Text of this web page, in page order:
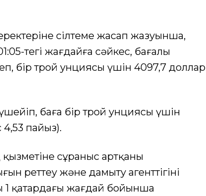
сілтеме жасап жазуынша,
тегі жағдайға сәйкес, бағалы
бір трой унциясы үшін 4097,7 доллар
баға бір трой унциясы үшін
4,53 пайыз).
сұраныс артқаны
реттеу және дамыту агенттігінің
қаңтардағы жағдай бойынша